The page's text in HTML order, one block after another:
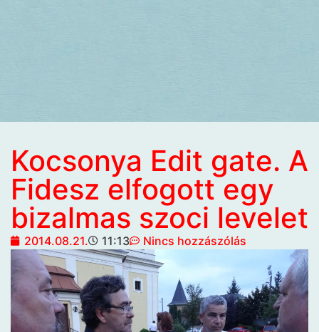
Kocsonya Edit gate. A
Fidesz elfogott egy
bizalmas szoci levelet
2014.08.21. 11:13 Nincs hozzászólás